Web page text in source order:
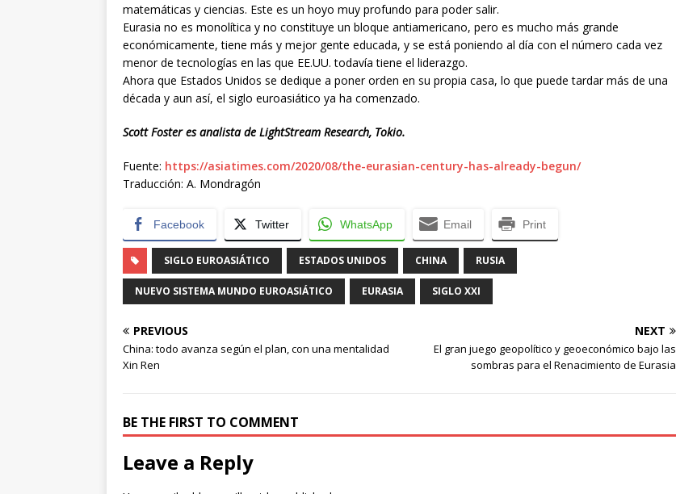
matemáticas y ciencias. Este es un hoyo muy profundo para poder salir.
Eurasia no es monolítica y no constituye un bloque antiamericano, pero es mucho más grande
económicamente, tiene más y mejor gente educada, y se está poniendo al día con el número cada vez
menor de tecnologías en las que EE.UU. todavía tiene el liderazgo.
Ahora que Estados Unidos se dedique a poner orden en su propia casa, lo que puede tardar más de una
década y aun así, el siglo euroasiático ya ha comenzado.
Scott Foster es analista de LightStream Research, Tokio.
Fuente: https://asiatimes.com/2020/08/the-eurasian-century-has-already-begun/
Traducción: A. Mondragón
Facebook Twitter WhatsApp Email Print
SIGLO EUROASIÁTICO ESTADOS UNIDOS CHINA RUSIA
NUEVO SISTEMA MUNDO EUROASIÁTICO EURASIA SIGLO XXI
PREVIOUS
China: todo avanza según el plan, con una mentalidad
Xin Ren
NEXT
El gran juego geopolítico y geoeconómico bajo las
sombras para el Renacimiento de Eurasia
BE THE FIRST TO COMMENT
Leave a Reply